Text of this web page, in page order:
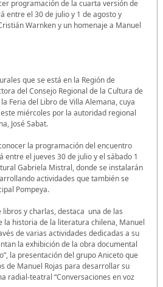
programación de la cuarta versión de
entre el 30 de julio y 1 de agosto y
Warnken y un homenaje a Manuel
que se está en la Región de
del Consejo Regional de la Cultura de
la Feria del Libro de Villa Alemana, cuya
miércoles por la autoridad regional
José Sabat.
la programación del encuentro
el jueves 30 de julio y el sábado 1
Gabriela Mistral, donde se instalarán
actividades que también se
Pompeya.
libros y charlas, destaca una de las
la historia de la literatura chilena, Manuel
de varias actividades dedicadas a su
la exhibición de la obra documental
la presentación del grupo Aniceto que
de Manuel Rojas para desarrollar su
radial-teatral “Conversaciones en voz